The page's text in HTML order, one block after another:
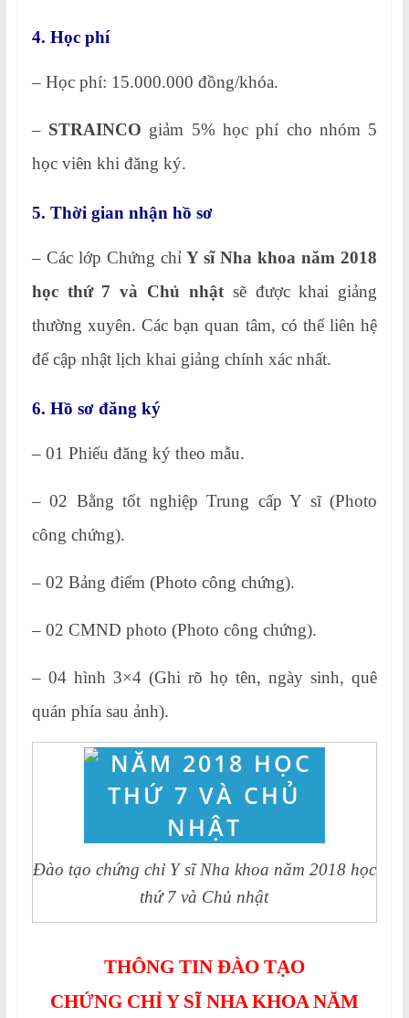
4. Học phí
– Học phí: 15.000.000 đồng/khóa.
– STRAINCO giảm 5% học phí cho nhóm 5
học viên khi đăng ký.
5. Thời gian nhận hồ sơ
– Các lớp Chứng chỉY sĩ Nha khoa năm 2018
học thứ 7 và Chủ nhật sẽ được khai giảng
thường xuyên. Các bạn quan tâm, có thể liên hệ
để cập nhật lịch khai giảng chính xác nhất.
6. Hồ sơ đăng ký
– 01 Phiếu đăng ký theo mẫu.
– 02 Bằng tốt nghiệp Trung cấp Y sĩ (Photo
công chứng).
– 02 Bảng điểm (Photo công chứng).
– 02 CMND photo (Photo công chứng).
– 04 hình 3×4 (Ghi rõ họ tên, ngày sinh, quê
quán phía sau ảnh).
Đào tạo chứng chỉ Y sĩ Nha khoa năm 2018 học
thứ 7 và Chủ nhật
THÔNG TIN ĐÀO TẠO
CHỨNG CHỈ Y SĨ NHA KHOA NĂM